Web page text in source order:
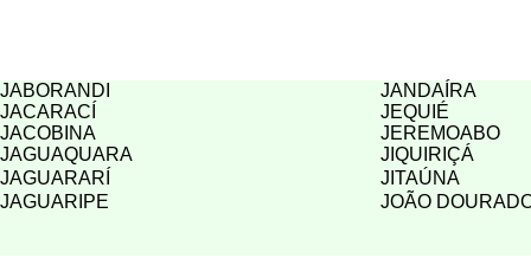
JABORANDI
JANDAÍRA
JACARACÍ
JEQUIÉ
JACOBINA
JEREMOABO
JAGUAQUARA
JIQUIRIÇÁ
JAGUARARÍ
JITAÚNA
JAGUARIPE
JOÃO